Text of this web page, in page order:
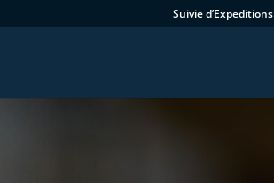
Suivie d’Expeditions